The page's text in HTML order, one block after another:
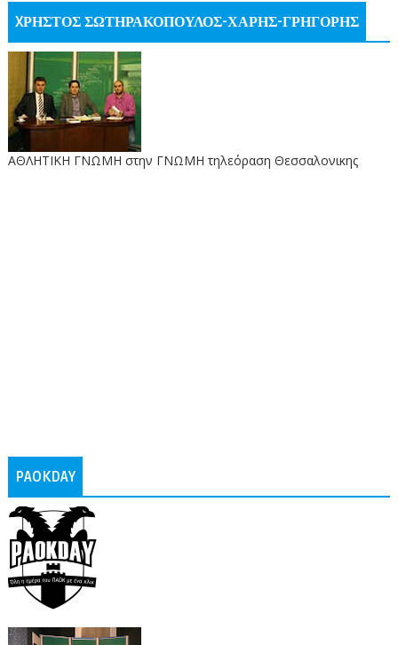
XΡΗΣΤΟΣ ΣΩΤΗΡΑΚΟΠΟΥΛΟΣ-ΧΑΡΗΣ-ΓΡΗΓΟΡΗΣ
ΑΘΛΗΤΙΚΗ ΓΝΩΜΗ στην ΓΝΩΜΗ τηλεόραση Θεσσαλονικης
PAOKDAY